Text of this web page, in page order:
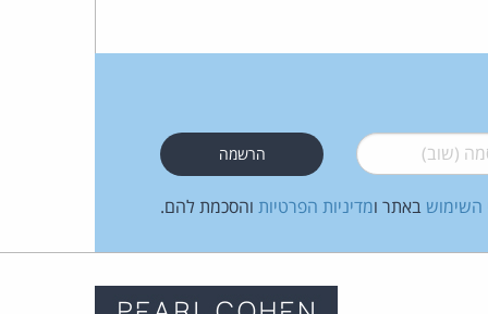
(שוב)*
השימוש באתר ומדיניות הפרטיות והסכמת להם.